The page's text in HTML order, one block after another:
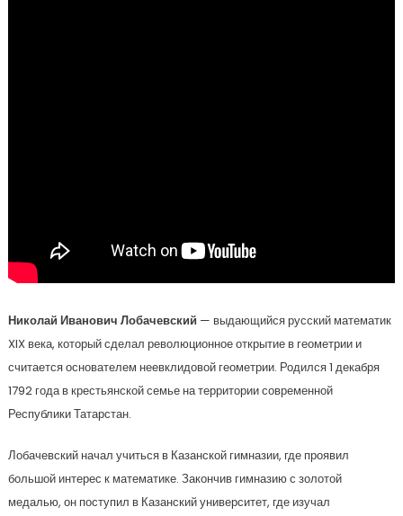
Николай Иванович Лобачевский — выдающийся русский математик
XIX века, который сделал революционное открытие в геометрии и
считается основателем неевклидовой геометрии. Родился 1 декабря
1792 года в крестьянской семье на территории современной
Республики Татарстан.
Лобачевский начал учиться в Казанской гимназии, где проявил
большой интерес к математике. Закончив гимназию с золотой
медалью, он поступил в Казанский университет, где изучал